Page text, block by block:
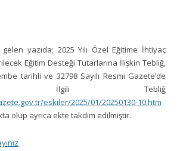
gelen yazıda; 2025 Yılı Özel Eğitime İhtiyaç
Eğitim Desteği Tutarlarına İlişkin Tebliğ,
tarihli ve 32798 Sayılı Resmi Gazete’de
İlgili Tebliğ
eskiler/2025/01/20250130-10.htm
olup ayrıca ekte takdim edilmiştir.